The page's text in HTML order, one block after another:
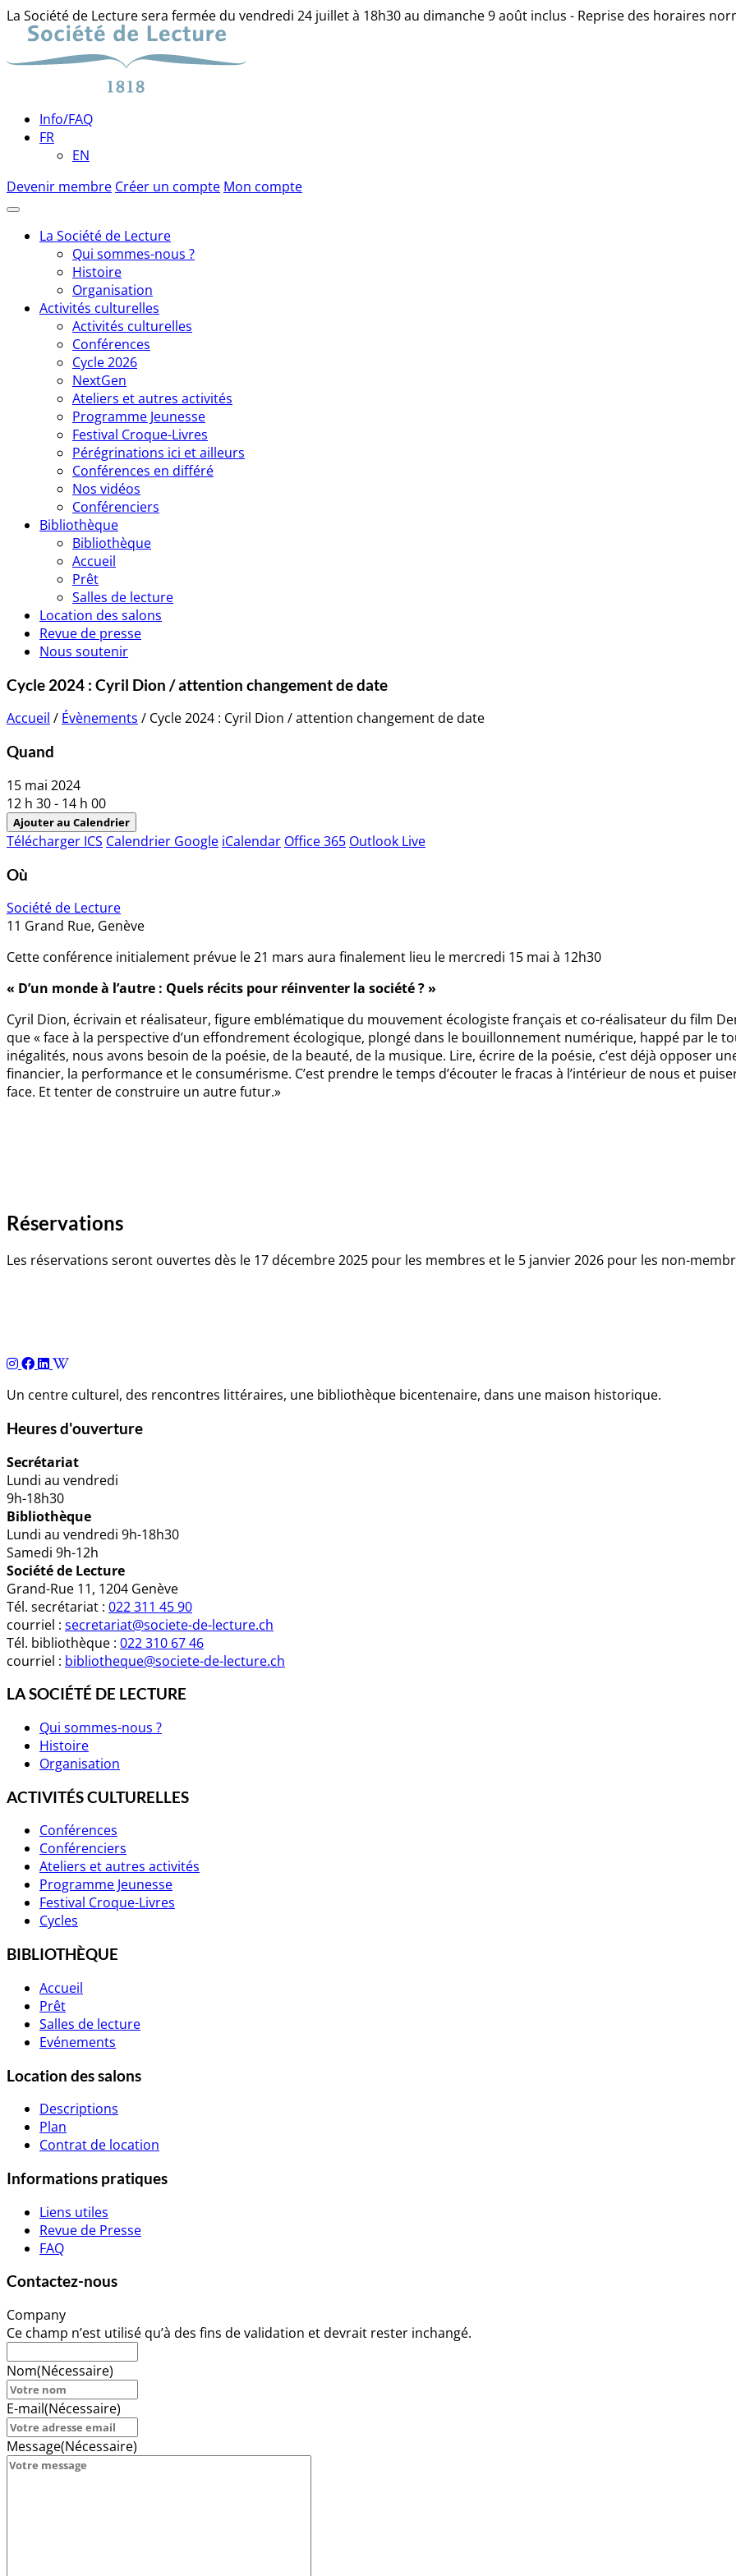
La Société de Lecture sera fermée du vendredi 24 juillet à 18h30 au dimanche 9 août inclus - Reprise des horaires
Skip
content
Info/FAQ
FR
EN
Devenir membre Créer un compte Mon compte
La Société de Lecture
Qui sommes-nous ?
Histoire
Organisation
Activités culturelles
Activités culturelles
Conférences
Cycle 2026
NextGen
Ateliers et autres activités
Programme Jeunesse
Festival Croque-Livres
Pérégrinations ici et ailleurs
Conférences en différé
Nos vidéos
Conférenciers
Bibliothèque
Bibliothèque
Accueil
Prêt
Salles de lecture
Location des salons
Revue de presse
Nous soutenir
Cycle 2024 : Cyril Dion / attention changement de date
Accueil / Évènements / Cycle 2024 : Cyril Dion / attention changement de date
Quand
15 mai 2024
12 h 30 - 14 h 00
Ajouter au Calendrier
Télécharger ICS Calendrier Google iCalendar Office 365 Outlook Live
Où
Société de Lecture
11 Grand Rue, Genève
Cette conférence initialement prévue le 21 mars aura finalement lieu le mercredi 15 mai à 12h30
« D’un monde à l’autre : Quels récits pour réinventer la société ? »
Cyril Dion, écrivain et réalisateur, figure emblématique du mouvement écologiste français et co-réalisateur du film
que « face à la perspective d’un effondrement écologique, plongé dans le bouillonnement numérique, happé par le
inégalités, nous avons besoin de la poésie, de la beauté, de la musique. Lire, écrire de la poésie, c’est déjà opposer
financier, la performance et le consumérisme. C’est prendre le temps d’écouter le fracas à l’intérieur de nous et
face. Et tenter de construire un autre futur.»
Réservations
Les réservations seront ouvertes dès le 17 décembre 2025 pour les membres et le 5 janvier 2026 pour les non-
Un centre culturel, des rencontres littéraires, une bibliothèque bicentenaire, dans une maison historique.
Heures d'ouverture
Secrétariat
Lundi au vendredi
9h-18h30
Bibliothèque
Lundi au vendredi 9h-18h30
Samedi 9h-12h
Société de Lecture
Grand-Rue 11, 1204 Genève
Tél. secrétariat : 022 311 45 90
courriel : secretariat@societe-de-lecture.ch
Tél. bibliothèque : 022 310 67 46
courriel : bibliotheque@societe-de-lecture.ch
LA SOCIÉTÉ DE LECTURE
Qui sommes-nous ?
Histoire
Organisation
ACTIVITÉS CULTURELLES
Conférences
Conférenciers
Ateliers et autres activités
Programme Jeunesse
Festival Croque-Livres
Cycles
BIBLIOTHÈQUE
Accueil
Prêt
Salles de lecture
Evénements
Location des salons
Descriptions
Plan
Contrat de location
Informations pratiques
Liens utiles
Revue de Presse
FAQ
Contactez-nous
Company
Ce champ n’est utilisé qu’à des fins de validation et devrait rester inchangé.
Nom(Nécessaire)
E-mail(Nécessaire)
Message(Nécessaire)